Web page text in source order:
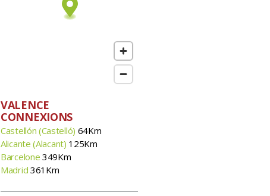
VALENCE
CONNEXIONS
Castellón (Castelló) 64Km
Alicante (Alacant) 125Km
Barcelone 349Km
Madrid 361Km